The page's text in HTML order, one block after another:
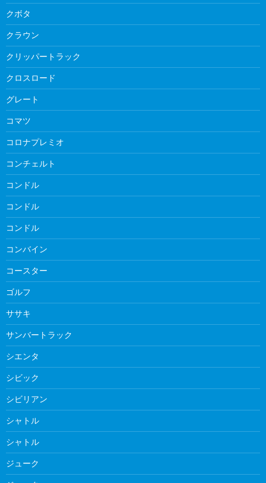
クボタ
クラウン
クリッパートラック
クロスロード
グレート
コマツ
コロナプレミオ
コンチェルト
コンドル
コンドル
コンドル
コンバイン
コースター
ゴルフ
ササキ
サンバートラック
シエンタ
シビック
シビリアン
シャトル
シャトル
ジューク